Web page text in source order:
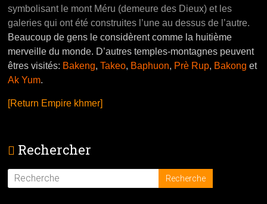
symbolisant le mont Méru (demeure des Dieux) et les
galeries qui ont été construites l’une au dessus de l’autre.
Beaucoup de gens le considèrent comme la huitième
merveille du monde. D’autres temples-montagnes peuvent
êtres visités: Bakeng,Takeo, Baphuon, Prè Rup, Bakong et
Ak Yum.
[Return Empire khmer]
Rechercher